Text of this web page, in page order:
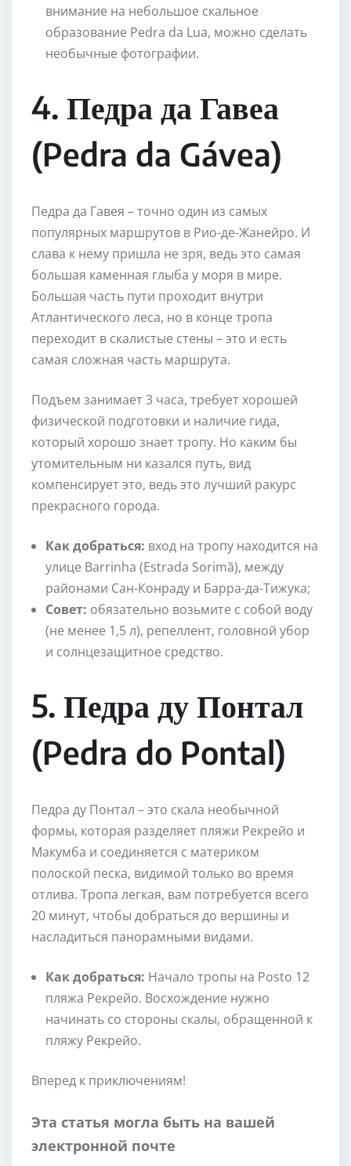
внимание на небольшое скальное
образование Pedra da Lua, можно сделать
необычные фотографии.
4. Педра да Гавеа
(Pedra da Gávea)
Педра да Гавея – точно один из самых
популярных маршрутов в Рио-де-Жанейро. И
слава к нему пришла не зря, ведь это самая
большая каменная глыба у моря в мире.
Большая часть пути проходит внутри
Атлантического леса, но в конце тропа
переходит в скалистые стены – это и есть
самая сложная часть маршрута.
Подъем занимает 3 часа, требует хорошей
физической подготовки и наличие гида,
который хорошо знает тропу. Но каким бы
утомительным ни казался путь, вид
компенсирует это, ведь это лучший ракурс
прекрасного города.
Как добраться: вход на тропу находится на
улице Barrinha (Estrada Sorimã), между
районами Сан-Конраду и Барра-да-Тижука;
Совет: обязательно возьмите с собой воду
(не менее 1,5 л), репеллент, головной убор
и солнцезащитное средство.
5. Педра ду Понтал
(Pedra do Pontal)
Педра ду Понтал – это скала необычной
формы, которая разделяет пляжи Рекрейо и
Макумба и соединяется с материком
полоской песка, видимой только во время
отлива. Тропа легкая, вам потребуется всего
20 минут, чтобы добраться до вершины и
насладиться панорамными видами.
Как добраться: Начало тропы на Posto 12
пляжа Рекрейо. Восхождение нужно
начинать со стороны скалы, обращенной к
пляжу Рекрейо.
Вперед к приключениям!
Эта статья могла быть на вашей
электронной почте